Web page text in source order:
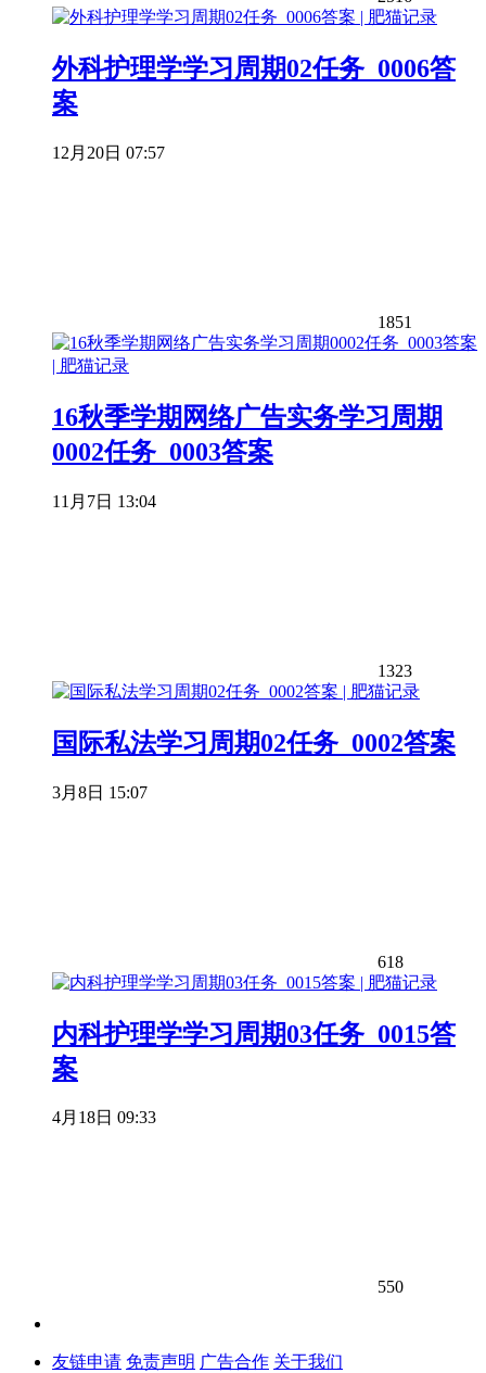
外科护理学学习周期02任务_0006答
案
12月20日 07:57
1851
16秋季学期网络广告实务学习周期
0002任务_0003答案
11月7日 13:04
1323
国际私法学习周期02任务_0002答案
3月8日 15:07
618
内科护理学学习周期03任务_0015答
案
4月18日 09:33
550
友链申请 免责声明 广告合作 关于我们